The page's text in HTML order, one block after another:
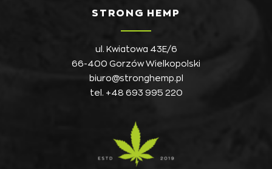
STRONG HEMP
ul. Kwiatowa 43E/6
66-400 Gorzów Wielkopolski
biuro@stronghemp.pl
tel. +48 693 995 220